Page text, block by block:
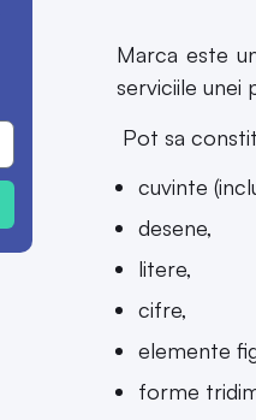
Marca este
serviciile unei
Pot sa
cuvinte
desene,
litere,
cifre,
elemente
forme